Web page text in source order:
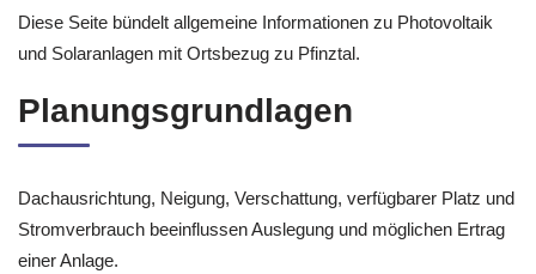
Diese Seite bündelt allgemeine Informationen zu Photovoltaik
und Solaranlagen mit Ortsbezug zu Pfinztal.
Planungsgrundlagen
Dachausrichtung, Neigung, Verschattung, verfügbarer Platz und
Stromverbrauch beeinflussen Auslegung und möglichen Ertrag
einer Anlage.